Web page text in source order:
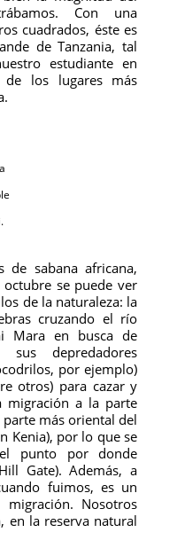
Con una
cuadrados, éste es
de Tanzania, tal
estudiante en
los lugares más
de sabana africana,
se puede ver
de la naturaleza: la
cruzando el río
Mara en busca de
sus depredadores
por ejemplo)
otros) para cazar y
migración a la parte
más oriental del
Kenia), por lo que se
punto por donde
Gate). Además, a
fuimos, es un
Nosotros
en la reserva natural